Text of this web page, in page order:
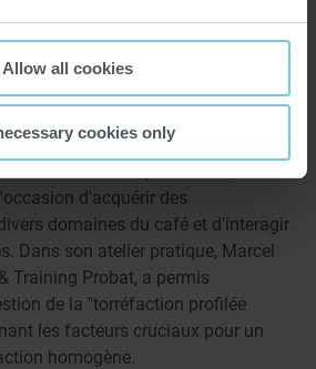
Allow all cookies
cookies only
a présenté un Probatone 12
café qui visitaient le salon. Avec
unique, le torréfacteur de
Probat. Au cours des ateliers
d'acquérir des
domaines du café et d'interagir
Dans son atelier pratique, Marcel
Training Probat, a permis
de la "torréfaction profilée
les facteurs cruciaux pour un
homogène.